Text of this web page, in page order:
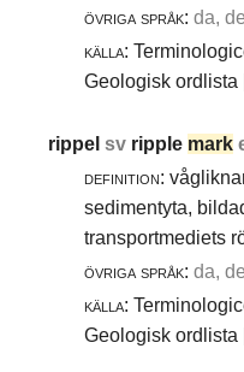
övriga språk: da,
källa:
Geologisk ordlista
rippelsv ripple mark
definition:
sedimentyta,
transportmediets
övriga språk: da,
källa:
Geologisk ordlista